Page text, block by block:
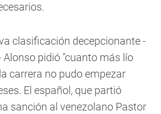
clasificación decepcionante -
Alonso pidió "cuanto más lío
carrera no pudo empezar
El español, que partió
sanción al venezolano Pastor